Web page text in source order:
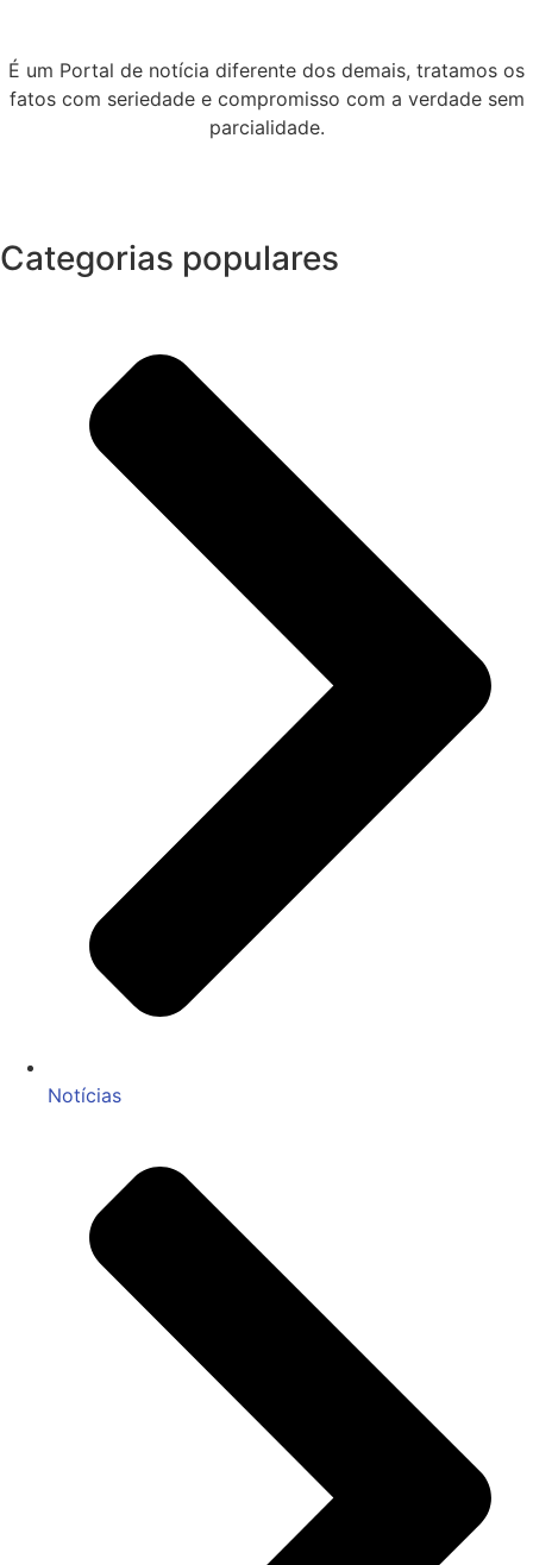
É um Portal de notícia diferente dos demais, tratamos os
fatos com seriedade e compromisso com a verdade sem
parcialidade.
Categorias populares
Notícias